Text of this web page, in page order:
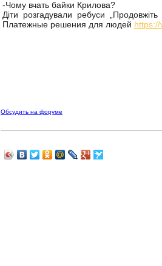
-Чому вчать байки Крилова?
Діти розгадували ребуси
Платежные решения для людей
Обсудить на форуме